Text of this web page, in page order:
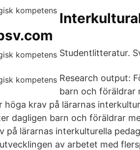
Studentlitteratur.
Research output:
barn och föräldrar
höga krav på lärarnas
dagligen barn och föräldrar
på lärarnas interkulturella
av arbetet med